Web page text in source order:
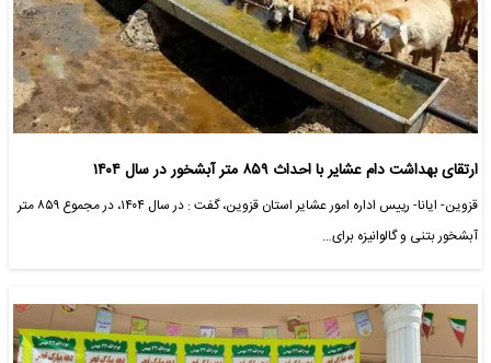
ارتقای بهداشت دام عشایر با احداث ۸۵۹ متر آبشخور در سال ۱۴۰۴
قزوین- ایانا- رییس اداره امور عشایر استان قزوین، گفت : در سال ۱۴۰۴، در مجموع ۸۵۹ متر
آبشخور بتنی و گالوانیزه برای…